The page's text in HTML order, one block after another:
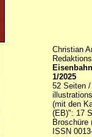
Christian
1/2025
52 Seiten
(mit den
(EB)": 17
Broschüre
ISSN